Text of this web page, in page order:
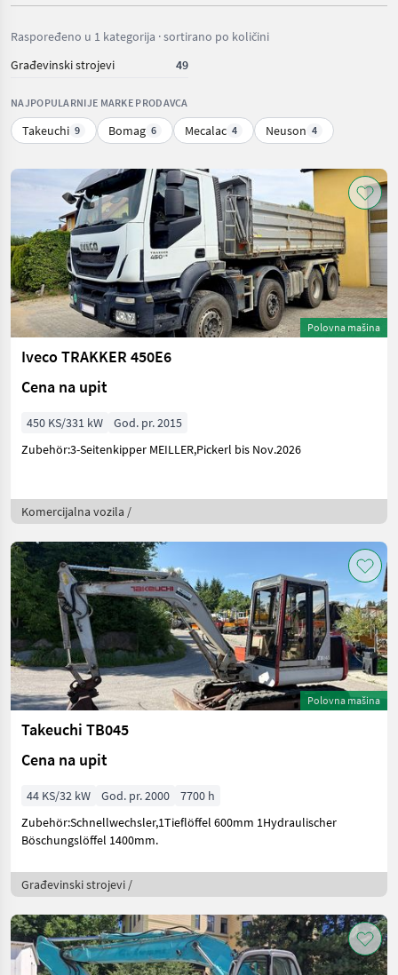
Raspoređeno u 1 kategorija · sortirano po količini
Građevinski strojevi
49
NAJPOPULARNIJE MARKE PRODAVCA
Takeuchi 9 Bomag 6 Mecalac 4 Neuson 4
Polovna mašina
Iveco TRAKKER 450E6
Cena na upit
450 KS/331 kW
God. pr. 2015
Zubehör:3-Seitenkipper MEILLER,Pickerl bis Nov.2026
Komercijalna vozila /
Polovna mašina
Takeuchi TB045
Cena na upit
44 KS/32 kW God. pr. 2000
7700 h
Zubehör:Schnellwechsler,1Tieflöffel 600mm 1Hydraulischer
Böschungslöffel 1400mm.
Građevinski strojevi /